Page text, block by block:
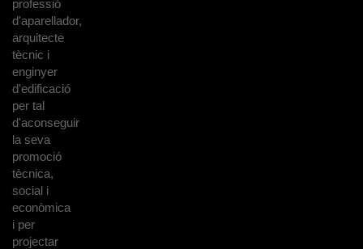
professió
d'aparellador,
arquitecte
tècnic i
enginyer
d'edificació
per tal
d'aconseguir
la seva
promoció
tècnica,
social i
econòmica
i per
projectar